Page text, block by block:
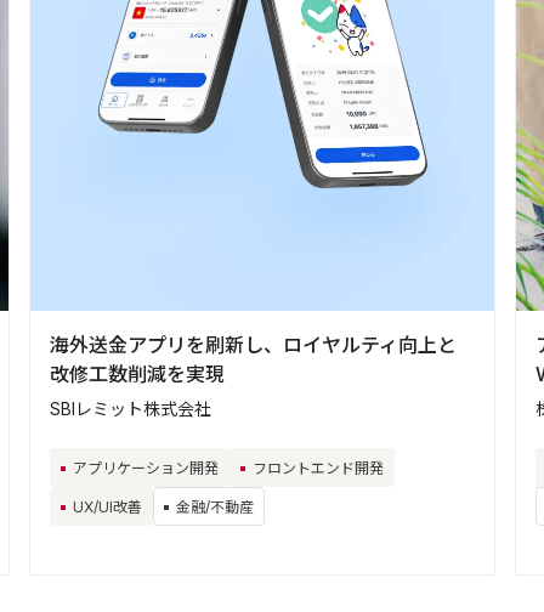
海外送金アプリを刷新し、ロイヤルティ向上と
改修工数削減を実現
SBIレミット株式会社
アプリケーション開発 フロントエンド開発
UX/UI改善 金融/不動産